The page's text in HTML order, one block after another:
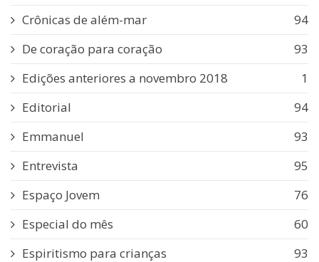
Crônicas de além-mar
94
De coração para coração
93
Edições anteriores a novembro 2018
1
Editorial
94
Emmanuel
93
Entrevista
95
Espaço Jovem
76
Especial do mês
60
Espiritismo para crianças
93